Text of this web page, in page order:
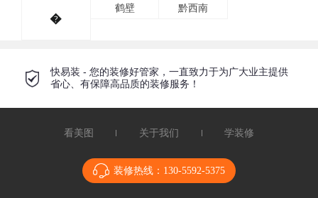
�
鹤壁 黔西南
快易装 - 您的装修好管家，一直致力于为广大业主提供
省心、有保障高品质的装修服务！
看美图 关于我们 学装修
装修热线： 130-5592-5375